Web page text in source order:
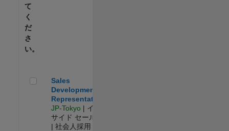
て
く
だ
さ
い。
Sales Development Representative
Sales
Development
Representative
JP-Tokyo | イン
サイド セールス
| 社会人採用